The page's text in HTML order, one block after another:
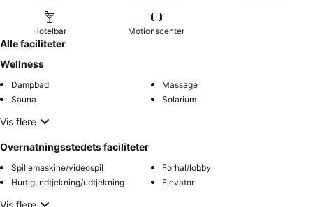
Hotelbar Motionscenter
Alle faciliteter
Wellness
Dampbad
Massage
Sauna
Solarium
Vis flere
Overnatningsstedets faciliteter
Spillemaskine/videospil
Forhal/lobby
Hurtig indtjekning/udtjekning
Elevator
Vis flere